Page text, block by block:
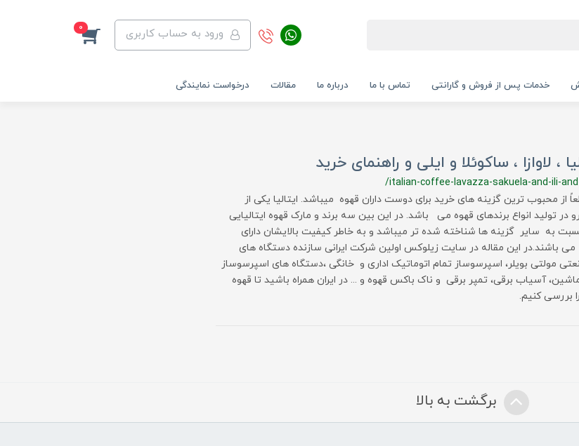
ورود به حساب کاربری 0
خدمات پس از فروش و گارانتی تماس با ما درباره ما مقالات درخواست نمایندگی
، لاوازا ، ساکوئلا و ایلی و راهنمای خرید
/italian-coffee-lavazza-sakuela-and-ili-
از محبوب ترین گزینه های خرید برای دوست داران قهوه میباشد. ایتالیا یکی از
در تولید انواع برندهای قهوه می باشد. در این بین سه برند و مارک قهوه ایتالیایی
به سایر گزینه ها شناخته شده تر میباشد و به خاطر کیفیت بالایشان دارای
باشند.در این مقاله در سایت زیلوکس اولین شرکت ایرانی سازنده دستگاه های
مولتی بویلر، اسپرسوساز تمام اتوماتیک اداری و خانگی ،دستگاه های اسپرسوساز
آسیاب برقی، تمپر برقی و ناک باکس قهوه و ... در ایران همراه باشید تا قهوه
بررسی کنیم.
برگشت به بالا